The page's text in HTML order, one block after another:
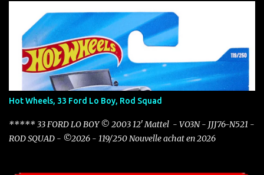
Hot Wheels, 33 Ford Lo Boy, Rod Squad
***** 33 FORD LO BOY © 2003 12' Mattel - VO3N - JJJ76-N521 -
ROD SQUAD - ©2026 - 119/250 Nouvelle achat en 2026